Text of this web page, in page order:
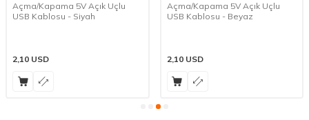
Açma/Kapama 5V Açık Uçlu
USB Kablosu - Siyah
2,10 USD
Açma/Kapama 5V Açık Uçlu
USB Kablosu - Beyaz
2,10USD